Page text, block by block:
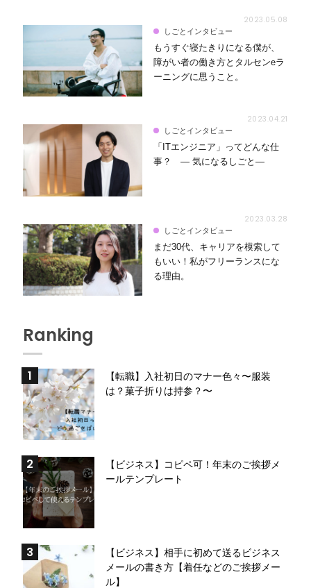
しごとインタビュー
2023.05.08
もうすぐ寝たきりになる僕が、
障がい者の働き方とタルセンeラ
ーニングに思うこと。
しごとインタビュー
2023.04.21
「ITエンジニア」ってどんな仕
事？ ― 気になるしごと―
しごとインタビュー
2023.03.28
まだ30代、キャリアを模索して
もいい！私がフリーランスにな
る理由。
Ranking
【転職】入社初日のマナー色々〜服装
は？菓子折りは持参？〜
【ビジネス】コピペ可！年末のご挨拶メ
ールテンプレート
【ビジネス】相手に初めて送るビジネス
メールの書き方【着任などのご挨拶メー
ル】